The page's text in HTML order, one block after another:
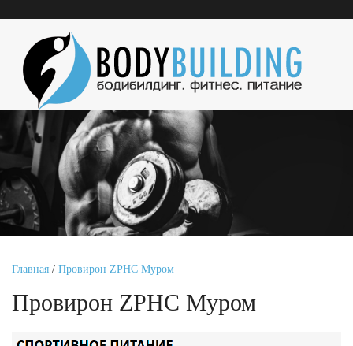
Главная / Провирон ZPHC Муром
Провирон ZPHC Муром